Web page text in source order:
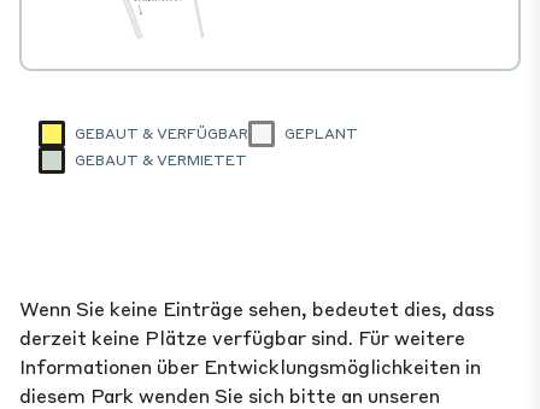
GEBAUT & VERFÜGBAR
GEPLANT
GEBAUT & VERMIETET
Wenn Sie keine Einträge sehen, bedeutet dies, dass
derzeit keine Plätze verfügbar sind. Für weitere
Informationen über Entwicklungsmöglichkeiten in
diesem Park wenden Sie sich bitte an unseren